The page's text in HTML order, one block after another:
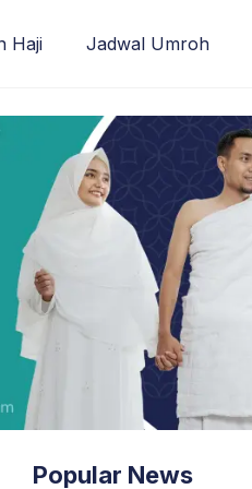
Haji Jadwal Umroh
Popular News